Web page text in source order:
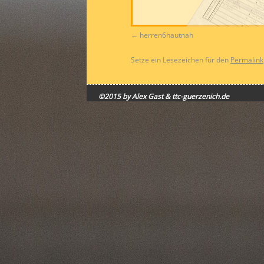
herren6hautnah
Setze ein Lesezeichen für den Permalink
©2015 by Alex Gast & ttc-guerzenich.de